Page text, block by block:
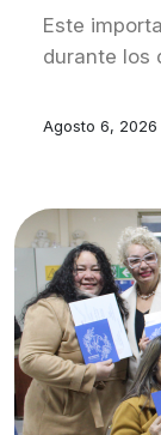
Este
durante los
Agosto 6, 2026